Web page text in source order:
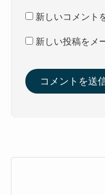
新しいコメント
新しい投稿をメ